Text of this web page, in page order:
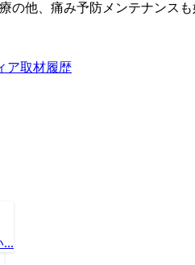
他、痛み予防メンテナンスも
ア取材履歴
...